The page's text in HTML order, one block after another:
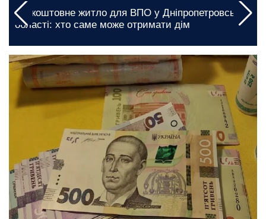
Графіки відключення світла в Київській області на
5 серпня: які зміни підготували за десятками
адрес
сьогодні, 10:00